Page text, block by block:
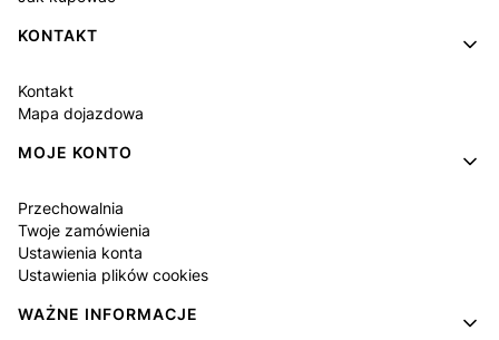
KONTAKT
Kontakt
Mapa dojazdowa
MOJE KONTO
Przechowalnia
Twoje zamówienia
Ustawienia konta
Ustawienia plików cookies
WAŻNE INFORMACJE